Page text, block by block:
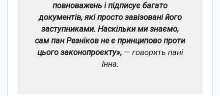
повноважень і підписує багато
документів, які просто завізовані його
заступниками. Наскільки ми знаємо,
сам пан Резніков не є принципово проти
цього законопроєкту», — говорить пані
Інна.